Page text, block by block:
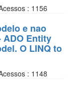
: 1156
e nao
ADO Entity
O LINQ to
: 1148